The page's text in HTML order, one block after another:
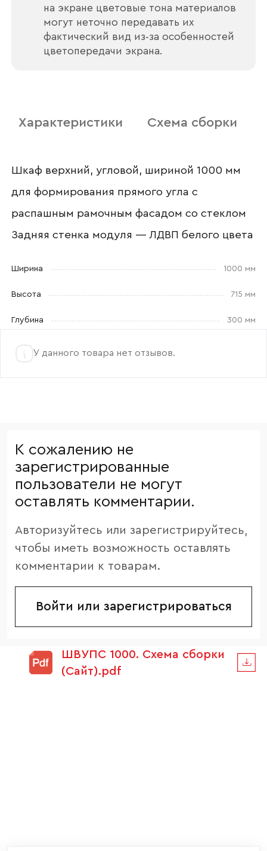
на экране цветовые тона материалов
могут неточно передавать их
фактический вид из‑за особенностей
цветопередачи экрана.
Характеристики Схема сборки
Шкаф верхний, угловой, шириной 1000 мм
для формирования прямого угла с
распашным рамочным фасадом со стеклом
Задняя стенка модуля — ЛДВП белого цвета
Ширина 1000 мм
Высота 715 мм
Глубина 300 мм
У данного товара нет отзывов.
К сожалению не
зарегистрированные
пользователи не могут
оставлять комментарии.
Авторизуйтесь или зарегистрируйтесь,
чтобы иметь возможность оставлять
комментарии к товарам.
Войти или зарегистрироваться
ШВУПC 1000. Схема сборки
(Сайт).pdf
Ваш email
Прикрепите логотип
Отправить